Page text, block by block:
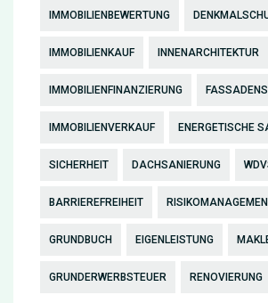
IMMOBILIENBEWERTUNG
IMMOBILIENKAUF INNENARCHITEKTUR
IMMOBILIENFINANZIERUNG
IMMOBILIENVERKAUF ENERGETISCHE
SICHERHEIT DACHSANIERUNG
BARRIEREFREIHEIT
GRUNDBUCH EIGENLEISTUNG
GRUNDERWERBSTEUER RENOVIERUNG